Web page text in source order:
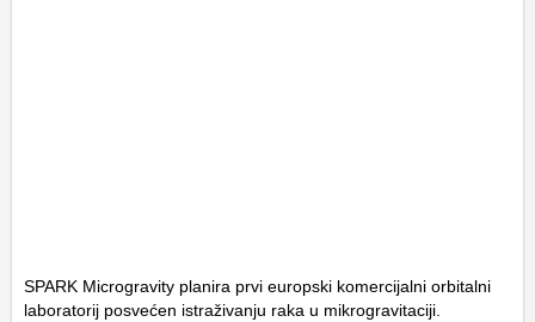
SPARK Microgravity planira prvi europski komercijalni orbitalni
laboratorij posvećen istraživanju raka u mikrogravitaciji.